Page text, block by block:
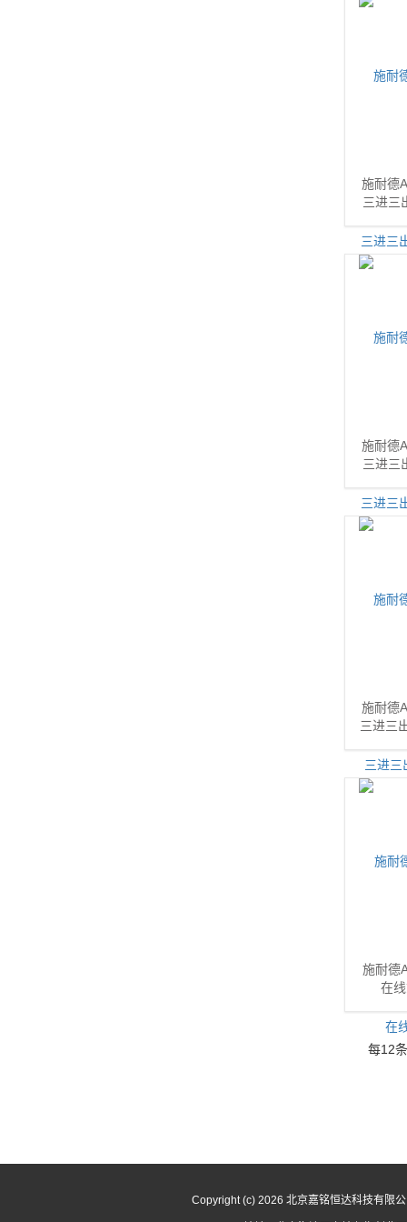
施耐德
三进三
施耐德
三进三
施耐德
三进三
施耐德
在
每12
Copyright (c) 2026 北京嘉铭恒达科技有限